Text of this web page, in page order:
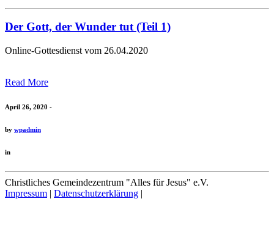
Der Gott, der Wunder tut (Teil 1)
Online-Gottesdienst vom 26.04.2020
Read More
April 26, 2020 -
by wpadmin
in
Christliches Gemeindezentrum "Alles für Jesus" e.V.
Impressum | Datenschutzerklärung |